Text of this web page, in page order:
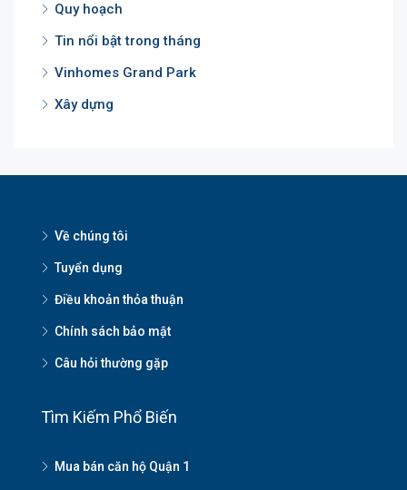
Quy hoạch
Tin nổi bật trong tháng
Vinhomes Grand Park
Xây dựng
Về chúng tôi
Tuyển dụng
Điều khoản thỏa thuận
Chính sách bảo mật
Câu hỏi thường gặp
Tìm Kiếm Phổ Biến
Mua bán căn hộ Quận 1